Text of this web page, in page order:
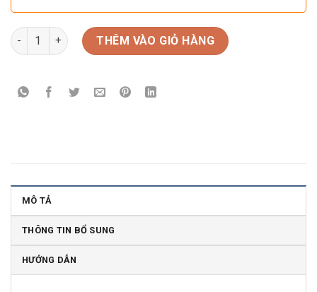
Rượu vang Ý Capsula Viola Santa Cristina số lượng
THÊM VÀO GIỎ HÀNG
MÔ TẢ
THÔNG TIN BỔ SUNG
HƯỚNG DẪN